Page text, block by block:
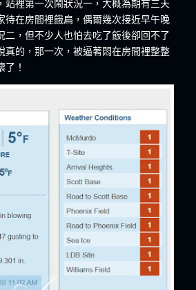
站裡第一次鬧狀況一，大概為期有三天
待在房間裡餓扁，偶爾幾次接近早午晚
二，但不少人也怕去吃了飯後卻回不了
真的，那一次，被逼著悶在房間裡整整
！